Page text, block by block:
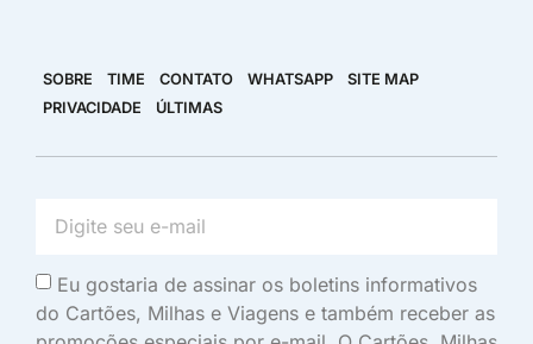
SOBRE TIME CONTATO WHATSAPP
SITE MAP
PRIVACIDADE
ÚLTIMAS
Eu gostaria de assinar os boletins informativos
do Cartões, Milhas e Viagens e também receber as